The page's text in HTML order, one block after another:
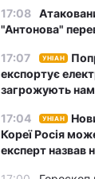
17:08
"Антонова"
17:07 УНІАН
експортує
загрожують
17:04 УНІАН
Кореї Росія
експерт назвав